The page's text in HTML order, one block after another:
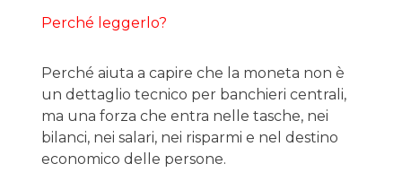
Perché leggerlo?
Perché aiuta a capire che la moneta non è
un dettaglio tecnico per banchieri centrali,
ma una forza che entra nelle tasche, nei
bilanci, nei salari, nei risparmi e nel destino
economico delle persone.